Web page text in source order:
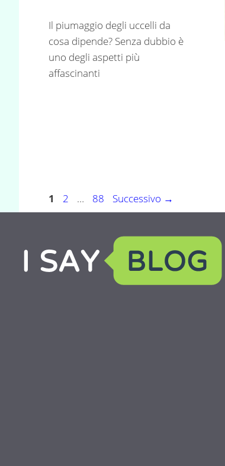
Il piumaggio degli uccelli da
cosa dipende? Senza dubbio è
uno degli aspetti più
affascinanti
Navigazione
articolo
Pagina
1 Pagina
2 … Pagina
88 Successivo →